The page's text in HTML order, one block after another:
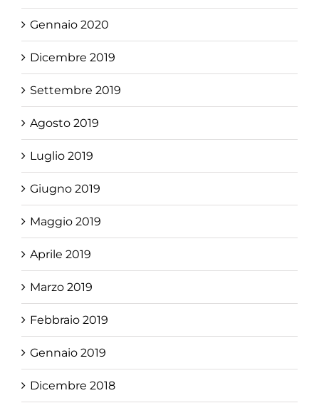
Gennaio 2020
Dicembre 2019
Settembre 2019
Agosto 2019
Luglio 2019
Giugno 2019
Maggio 2019
Aprile 2019
Marzo 2019
Febbraio 2019
Gennaio 2019
Dicembre 2018